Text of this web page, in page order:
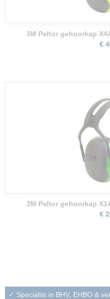
3M Peltor gehoorkap
€
3M Peltor gehoorkap
€
✓ Specialist in BHV, EHBO &